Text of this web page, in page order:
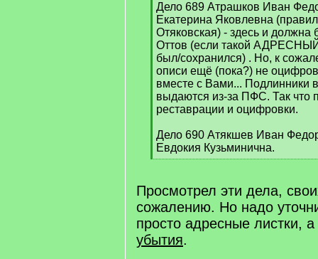
Дело 689 Атрашков Иван
Екатерина Яковлевна
Отяковская) - здесь и
Оттов (если такой
был/сохранился) . Но, к
описи ещё (пока?) не
вместе с Вами... Подлинники
выдаются из-за ПФС. Так что
реставрации и оцифровки.
Дело 690 Атякшев Иван
Евдокия Кузьминична.
[
q
]
Просмотрел эти дела,
сожалению. Но надо
просто адресные листки,
убытия.